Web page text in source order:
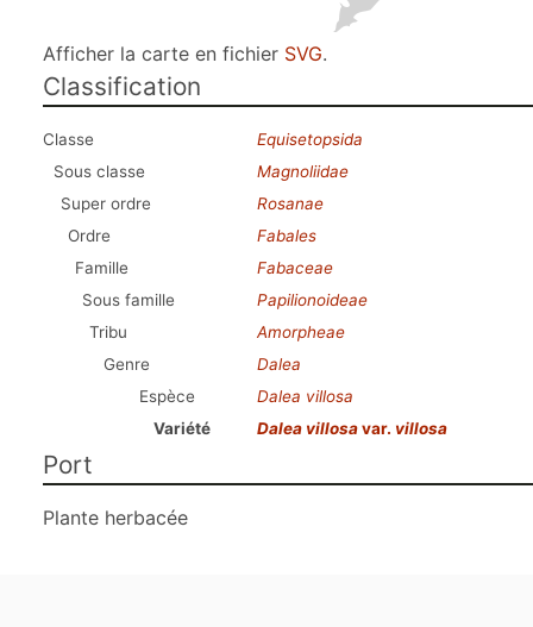
Afficher la carte en fichier SVG.
Classification
Classe
Equisetopsida
Sous classe
Magnoliidae
Super ordre
Rosanae
Ordre
Fabales
Famille
Fabaceae
Sous famille
Papilionoideae
Tribu
Amorpheae
Genre
Dalea
Espèce
Dalea villosa
Variété
Dalea villosavar. villosa
Port
Plante herbacée